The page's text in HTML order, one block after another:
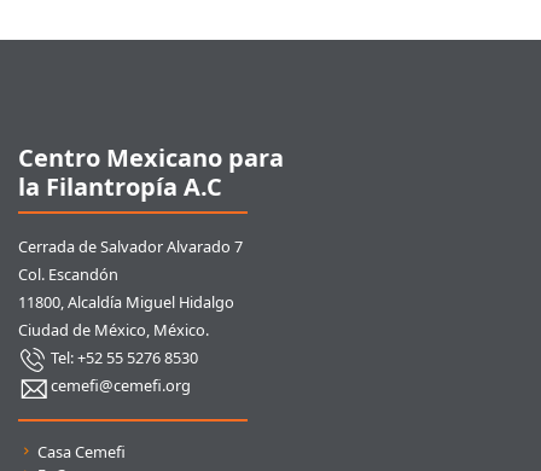
Centro Mexicano para
la Filantropía A.C
Cerrada de Salvador Alvarado 7
Col. Escandón
11800, Alcaldía Miguel Hidalgo
Ciudad de México, México.
Tel: +52 55 5276 8530
cemefi@cemefi.org
Casa Cemefi